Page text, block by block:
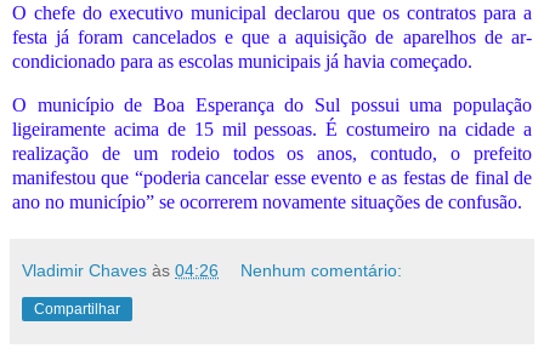
O chefe do executivo municipal declarou que os contratos para a
festa já foram cancelados e que a aquisição de aparelhos de ar-
condicionado para as escolas municipais já havia começado.
O município de Boa Esperança do Sul possui uma população
ligeiramente acima de 15 mil pessoas. É costumeiro na cidade a
realização de um rodeio todos os anos, contudo, o prefeito
manifestou que “poderia cancelar esse evento e as festas de final de
ano no município” se ocorrerem novamente situações de confusão.
Vladimir Chaves às 04:26 Nenhum comentário:
Compartilhar